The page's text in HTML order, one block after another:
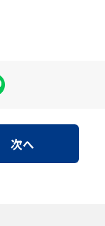
次へ